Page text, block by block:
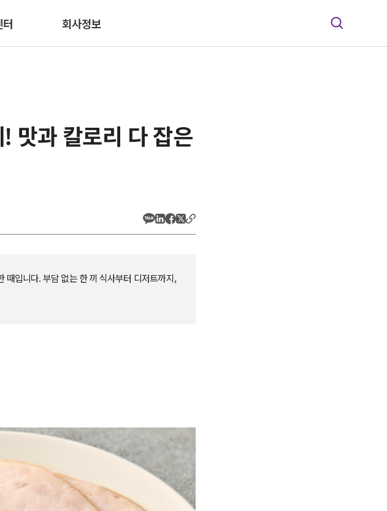
회사정보
맛과 칼로리 다 잡은
때입니다. 부담 없는 한 끼 식사부터 디저트까지,